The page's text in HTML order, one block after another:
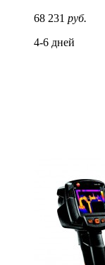
68 231 руб.
4-6 дней